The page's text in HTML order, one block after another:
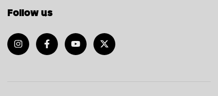
Follow us